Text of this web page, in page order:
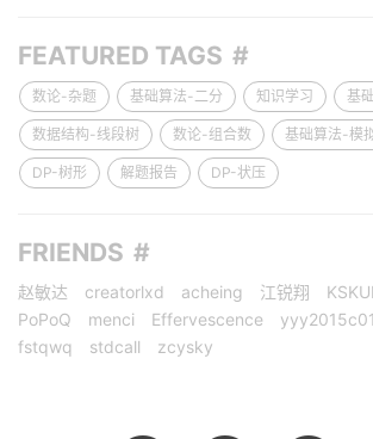
FEATURED TAGS
数论-杂题 基础算法-二分 知识学习 基
数据结构-线段树 数论-组合数 基础算法-模
DP-树形 解题报告 DP-状压
FRIENDS
赵敏达 creatorlxd acheing 江锐翔
PoPoQ
menci Effervescence yyy2015c01
fstqwq
stdcall zcysky